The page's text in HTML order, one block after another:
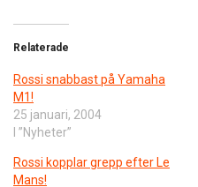
Relaterade
Rossi snabbast på Yamaha
M1!
25 januari, 2004
I ”Nyheter”
Rossi kopplar grepp efter Le
Mans!